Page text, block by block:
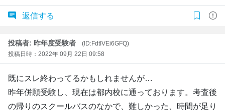
返信する
投稿者: 昨年度受験者
(ID:FdtIVEi6GFQ)
投稿日時：2022年 09月 22日 09:58
既にスレ終わってるかもしれませんが…
昨年併願受験し、現在は都内校に通っております。考査後
の帰りのスクールバスのなかで、難しかった、時間が足り